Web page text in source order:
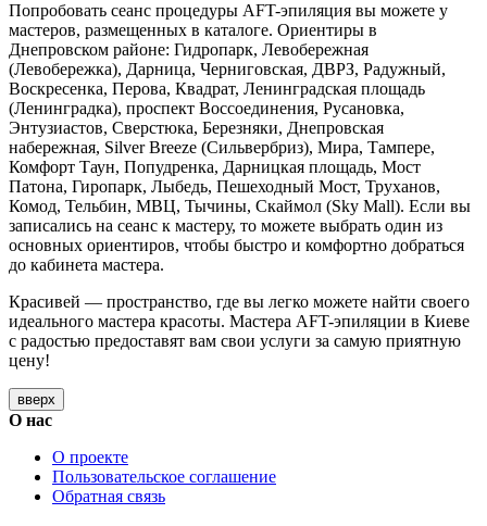
Попробовать сеанс процедуры AFT-эпиляция вы можете у
мастеров, размещенных в каталоге. Ориентиры в
Днепровском районе: Гидропарк, Левобережная
(Левобережка), Дарница, Черниговская, ДВРЗ, Радужный,
Воскресенка, Перова, Квадрат, Ленинградская площадь
(Ленинградка), проспект Воссоединения, Русановка,
Энтузиастов, Сверстюка, Березняки, Днепровская
набережная, Silver Breeze (Сильвербриз), Мира, Тампере,
Комфорт Таун, Попудренка, Дарницкая площадь, Мост
Патона, Гиропарк, Лыбедь, Пешеходный Мост, Труханов,
Комод, Тельбин, МВЦ, Тычины, Скаймол (Sky Mall). Если вы
записались на сеанс к мастеру, то можете выбрать один из
основных ориентиров, чтобы быстро и комфортно добраться
до кабинета мастера.
Красивей — пространство, где вы легко можете найти своего
идеального мастера красоты. Мастера AFT-эпиляции в Киеве
с радостью предоставят вам свои услуги за самую приятную
цену!
вверх
О нас
О проекте
Пользовательское соглашение
Обратная связь